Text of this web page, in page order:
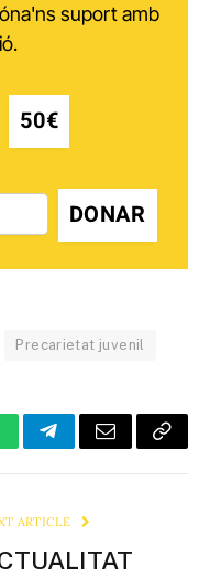
suport amb
50€
DONAR
Precarietat juvenil
TelegramEmail Copy
ARTICLE